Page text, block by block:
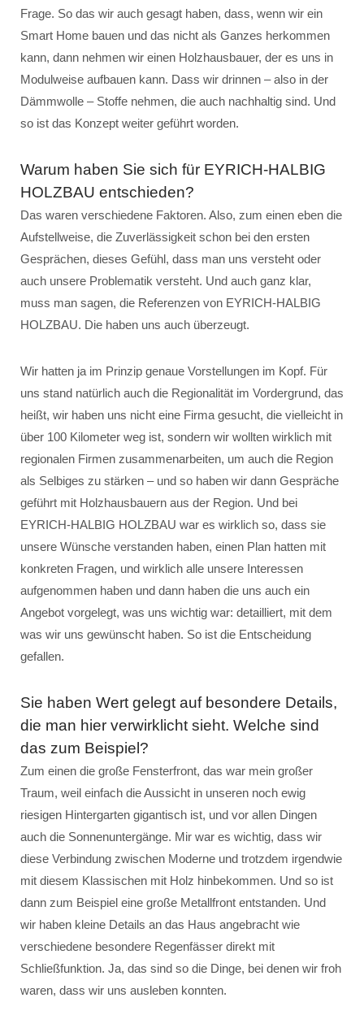
Frage. So das wir auch gesagt haben, dass, wenn wir ein
Smart Home bauen und das nicht als Ganzes herkommen
kann, dann nehmen wir einen Holzhausbauer, der es uns in
Modulweise aufbauen kann. Dass wir drinnen – also in der
Dämmwolle – Stoffe nehmen, die auch nachhaltig sind. Und
so ist das Konzept weiter geführt worden.
Warum haben Sie sich für EYRICH-HALBIG
HOLZBAU entschieden?
Das waren verschiedene Faktoren. Also, zum einen eben die
Aufstellweise, die Zuverlässigkeit schon bei den ersten
Gesprächen, dieses Gefühl, dass man uns versteht oder
auch unsere Problematik versteht. Und auch ganz klar,
muss man sagen, die Referenzen von EYRICH-HALBIG
HOLZBAU. Die haben uns auch überzeugt.
Wir hatten ja im Prinzip genaue Vorstellungen im Kopf. Für
uns stand natürlich auch die Regionalität im Vordergrund, das
heißt, wir haben uns nicht eine Firma gesucht, die vielleicht in
über 100 Kilometer weg ist, sondern wir wollten wirklich mit
regionalen Firmen zusammenarbeiten, um auch die Region
als Selbiges zu stärken – und so haben wir dann Gespräche
geführt mit Holzhausbauern aus der Region. Und bei
EYRICH-HALBIG HOLZBAU war es wirklich so, dass sie
unsere Wünsche verstanden haben, einen Plan hatten mit
konkreten Fragen, und wirklich alle unsere Interessen
aufgenommen haben und dann haben die uns auch ein
Angebot vorgelegt, was uns wichtig war: detailliert, mit dem
was wir uns gewünscht haben. So ist die Entscheidung
gefallen.
Sie haben Wert gelegt auf besondere Details,
die man hier verwirklicht sieht. Welche sind
das zum Beispiel?
Zum einen die große Fensterfront, das war mein großer
Traum, weil einfach die Aussicht in unseren noch ewig
riesigen Hintergarten gigantisch ist, und vor allen Dingen
auch die Sonnenuntergänge. Mir war es wichtig, dass wir
diese Verbindung zwischen Moderne und trotzdem irgendwie
mit diesem Klassischen mit Holz hinbekommen. Und so ist
dann zum Beispiel eine große Metallfront entstanden. Und
wir haben kleine Details an das Haus angebracht wie
verschiedene besondere Regenfässer direkt mit
Schließfunktion. Ja, das sind so die Dinge, bei denen wir froh
waren, dass wir uns ausleben konnten.